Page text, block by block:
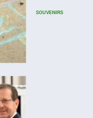
SOUVENIRS